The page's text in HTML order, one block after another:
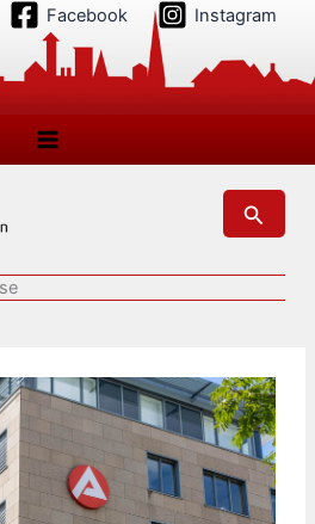
Facebook Instagram
Suchen